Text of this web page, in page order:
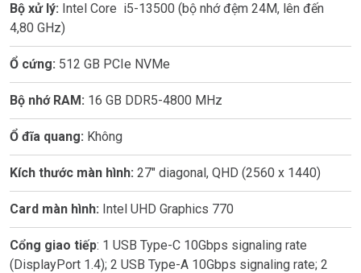
Bộ xử lý: Intel Core i5-13500 (bộ nhớ đệm 24M, lên đến
4,80 GHz)
Ổ cứng: 512 GB PCIe NVMe
Bộ nhớ RAM: 16 GB DDR5-4800 MHz
Ổ đĩa quang: Không
Kích thước màn hình: 27" diagonal, QHD (2560 x 1440)
Card màn hình: Intel UHD Graphics 770
Cổng giao tiếp: 1 USB Type-C 10Gbps signaling rate
(DisplayPort 1.4); 2 USB Type-A 10Gbps signaling rate; 2